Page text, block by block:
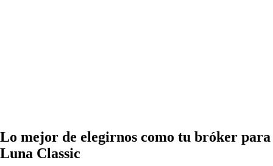
Lo mejor de elegirnos como tu bróker para
Luna Classic